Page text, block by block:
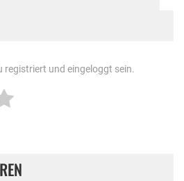
registriert und eingeloggt sein.